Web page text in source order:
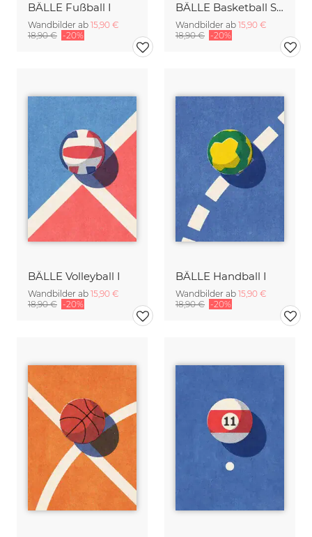
BÄLLE Fußball I
Wandbilder ab 15,90 €
18,90 € -20%
BÄLLE Basketball Straße I
Wandbilder ab 15,90 €
18,90 € -20%
BÄLLE Volleyball I
Wandbilder ab 15,90 €
18,90 € -20%
BÄLLE Handball I
Wandbilder ab 15,90 €
18,90 € -20%